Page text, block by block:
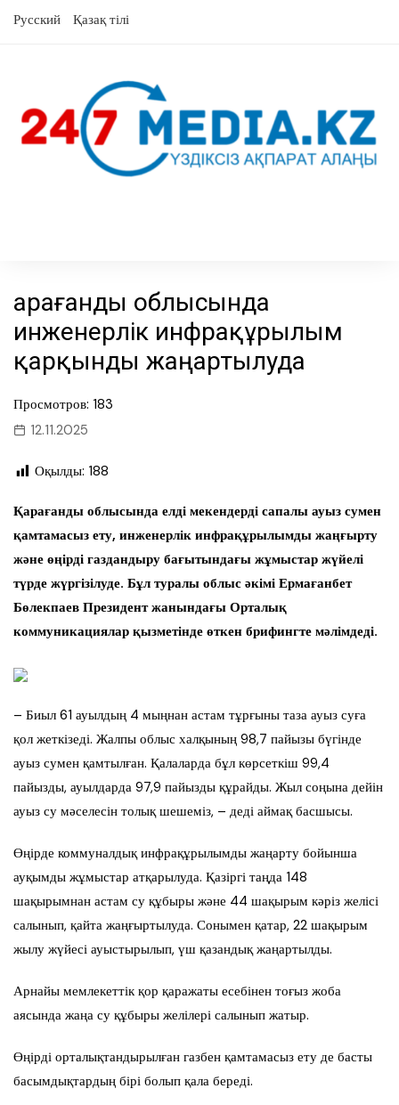
Русский Қазақ тілі
Қарағанды облысында
инженерлік инфрақұрылым
қарқынды жаңартылуда
Просмотров: 183
12.11.2025
Оқылды: 188
Қарағанды облысында елді мекендерді сапалы ауыз сумен
қамтамасыз ету, инженерлік инфрақұрылымды жаңғырту
және өңірді газдандыру бағытындағы жұмыстар жүйелі
түрде жүргізілуде. Бұл туралы облыс әкімі Ермағанбет
Бөлекпаев Президент жанындағы Орталық
коммуникациялар қызметінде өткен брифингте мәлімдеді.
– Биыл 61 ауылдың 4 мыңнан астам тұрғыны таза ауыз суға
қол жеткізеді. Жалпы облыс халқының 98,7 пайызы бүгінде
ауыз сумен қамтылған. Қалаларда бұл көрсеткіш 99,4
пайызды, ауылдарда 97,9 пайызды құрайды. Жыл соңына дейін
ауыз су мәселесін толық шешеміз, – деді аймақ басшысы.
Өңірде коммуналдық инфрақұрылымды жаңарту бойынша
ауқымды жұмыстар атқарылуда. Қазіргі таңда 148
шақырымнан астам су құбыры және 44 шақырым кәріз желісі
салынып, қайта жаңғыртылуда. Сонымен қатар, 22 шақырым
жылу жүйесі ауыстырылып, үш қазандық жаңартылды.
Арнайы мемлекеттік қор қаражаты есебінен тоғыз жоба
аясында жаңа су құбыры желілері салынып жатыр.
Өңірді орталықтандырылған газбен қамтамасыз ету де басты
басымдықтардың бірі болып қала береді.